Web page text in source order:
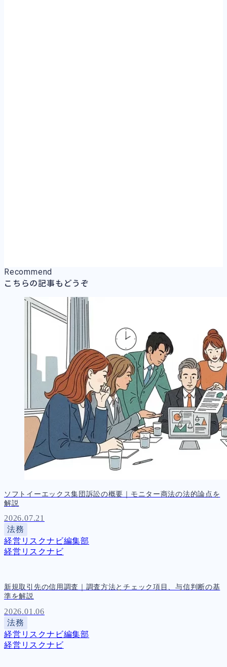
Recommend
こちらの記事もどうぞ
ソフトイーエックス集団訴訟の概要｜モニター商法の法的論点を
解説
2026.07.21
法務
経営リスクナビ編集部
経営リスクナビ
新規取引先の信用調査｜調査方法とチェック項目、与信判断の基
準を解説
2026.01.06
法務
経営リスクナビ編集部
経営リスクナビ